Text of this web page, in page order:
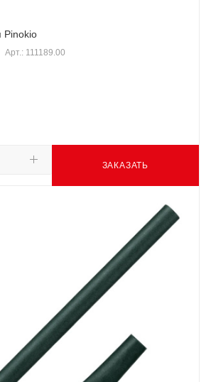
Pinokio
Арт.: 111189.00
ЗАКАЗАТЬ